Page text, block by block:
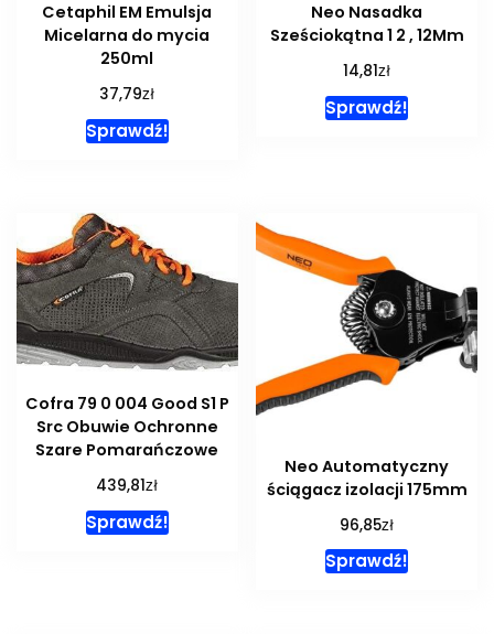
Cetaphil EM Emulsja
Micelarna do mycia
250ml
37,79zł
Sprawdź!
Neo Nasadka
Sześciokątna 1 2 , 12Mm
14,81zł
Sprawdź!
Cofra 79 0 004 Good S1 P
Src Obuwie Ochronne
Szare Pomarańczowe
439,81zł
Sprawdź!
Neo Automatyczny
ściągacz izolacji 175mm
96,85zł
Sprawdź!